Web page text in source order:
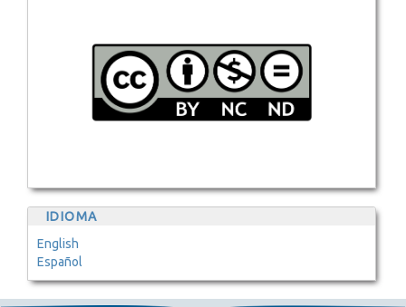
IDIOMA
English
Español